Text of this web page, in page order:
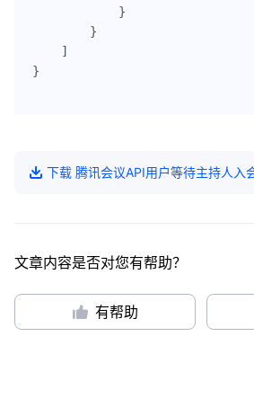
            }
        }
    ]
}
下载 腾讯会议API用户等待主持人入
文章内容是否对您有帮助？
有帮助